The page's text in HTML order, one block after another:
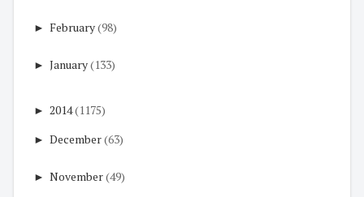
► February(98)
► January(133)
► 2014(1175)
► December(63)
► November(49)